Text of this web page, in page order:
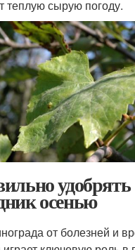
теплую сырую погоду.
удобрять
осенью
от болезней и